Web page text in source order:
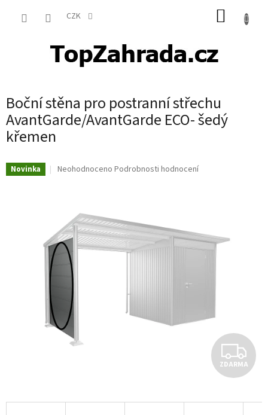
CZK
Boční stěna pro postranní střechu
AvantGarde/AvantGarde ECO- šedý
křemen
Novinka
Průměrné
5
hvězdiček.
Neohodnoceno Podrobnosti hodnocení
Z
D
A
ZDARMA